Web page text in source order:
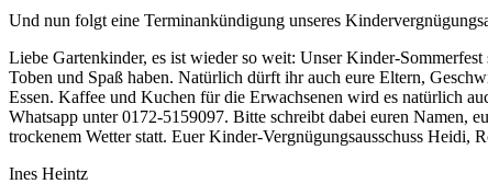
Und nun folgt eine Terminankündigung unseres
Liebe Gartenkinder, es ist wieder so weit: Unser Kinder-
Toben und Spaß haben. Natürlich dürft ihr auch eure Eltern,
Essen. Kaffee und Kuchen für die Erwachsenen wird es natürlich
Whatsapp unter 0172-5159097. Bitte schreibt dabei euren Namen,
trockenem Wetter statt. Euer Kinder-Vergnügungsausschuss Heidi,
Ines Heintz